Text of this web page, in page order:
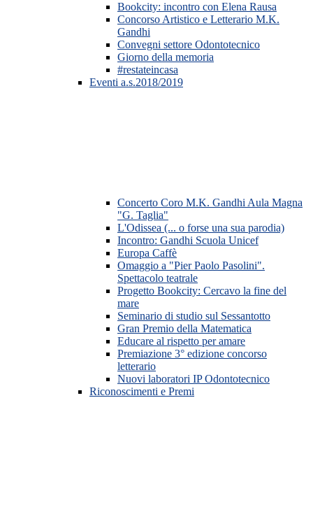
Bookcity: incontro con Elena Rausa
Concorso Artistico e Letterario M.K.
Gandhi
Convegni settore Odontotecnico
Giorno della memoria
#restateincasa
Eventi a.s.2018/2019
Concerto Coro M.K. Gandhi Aula Magna
"G. Taglia"
L'Odissea (... o forse una sua parodia)
Incontro: Gandhi Scuola Unicef
Europa Caffè
Omaggio a "Pier Paolo Pasolini".
Spettacolo teatrale
Progetto Bookcity: Cercavo la fine del
mare
Seminario di studio sul Sessantotto
Gran Premio della Matematica
Educare al rispetto per amare
Premiazione 3° edizione concorso
letterario
Nuovi laboratori IP Odontotecnico
Riconoscimenti e Premi